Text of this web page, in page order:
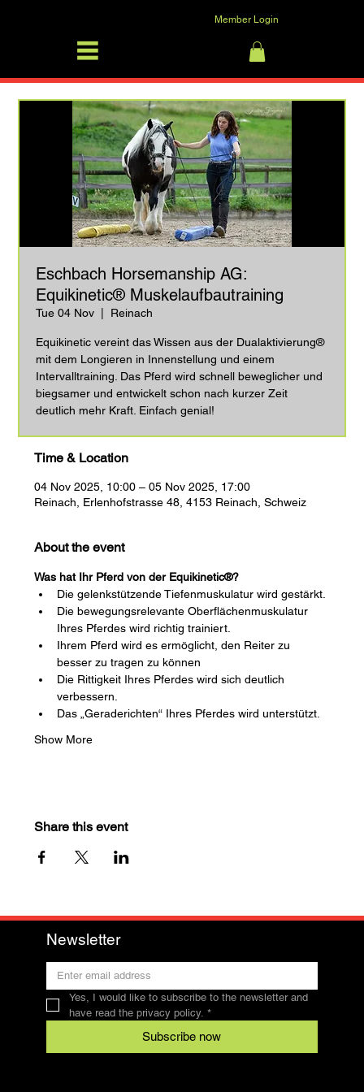
Log In
Member Login
Eschbach Horsemanship AG:
Equikinetic® Muskelaufbautraining
Tue 04 Nov
  |
Reinach
Equikinetic vereint das Wissen aus der Dualaktivierung®
mit dem Longieren in Innenstellung und einem
Intervalltraining. Das Pferd wird schnell beweglicher und
biegsamer und entwickelt schon nach kurzer Zeit
deutlich mehr Kraft. Einfach genial!
Time & Location
04 Nov 2025, 10:00 – 05 Nov 2025, 17:00
Reinach, Erlenhofstrasse 48, 4153 Reinach, Schweiz
About the event
Was hat Ihr Pferd von der Equikinetic®?
Die gelenkstützende Tiefenmuskulatur wird gestärkt.
Die bewegungsrelevante Oberflächenmuskulatur
Ihres Pferdes wird richtig trainiert.
Ihrem Pferd wird es ermöglicht, den Reiter zu
besser zu tragen zu können
Die Rittigkeit Ihres Pferdes wird sich deutlich
verbessern.
Das „Geraderichten“ Ihres Pferdes wird unterstützt.
Show More
Share this event
Newsletter
Yes, I would like to subscribe to the newsletter and
have read the privacy policy. *
Subscribe now